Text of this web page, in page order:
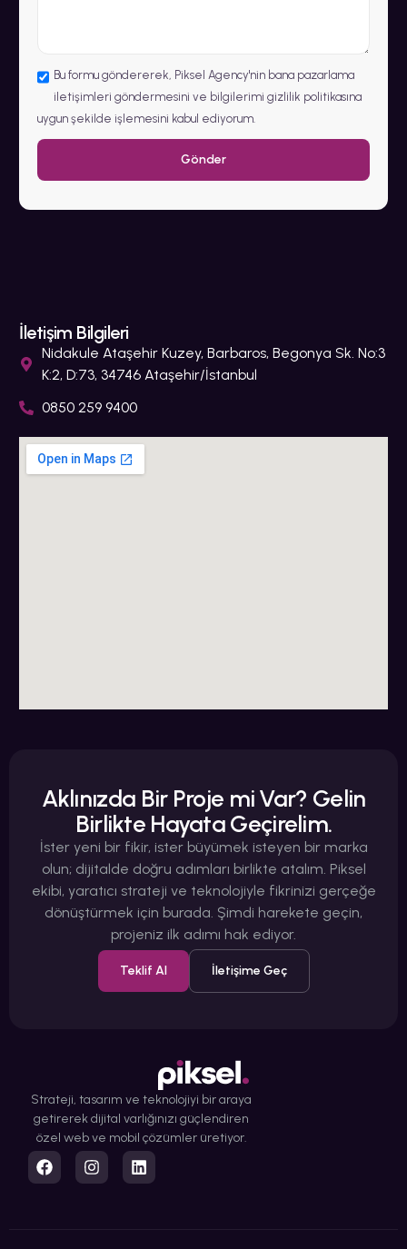
Bu formu göndererek, Piksel Agency'nin bana pazarlama
iletişimleri göndermesini ve bilgilerimi gizlilik politikasına
uygun şekilde işlemesini kabul ediyorum.
Gönder
İletişim Bilgileri
Nidakule Ataşehir Kuzey, Barbaros, Begonya Sk. No:3
K:2, D:73, 34746 Ataşehir/İstanbul
0850 259 9400
Aklınızda Bir Proje mi Var? Gelin
Birlikte Hayata Geçirelim.
İster yeni bir fikir, ister büyümek isteyen bir marka
olun; dijitalde doğru adımları birlikte atalım. Piksel
ekibi, yaratıcı strateji ve teknolojiyle fikrinizi gerçeğe
dönüştürmek için burada. Şimdi harekete geçin,
projeniz ilk adımı hak ediyor.
Teklif Al İletişime Geç
Strateji, tasarım ve teknolojiyi bir araya
getirerek dijital varlığınızı güçlendiren
özel web ve mobil çözümler üretiyor.